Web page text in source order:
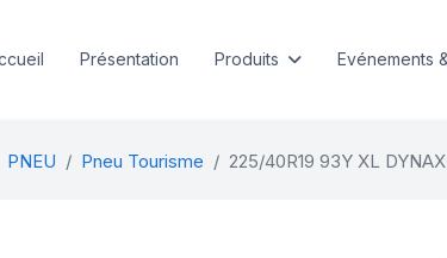
Présentation Produits Evénements
PNEU Pneu Tourisme 225/40R19 93Y XL